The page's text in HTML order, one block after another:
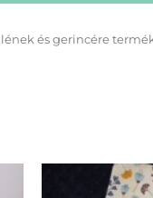
és gerincére